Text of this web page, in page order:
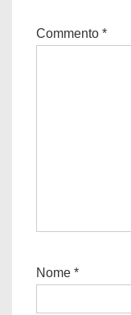
Commento *
Nome *